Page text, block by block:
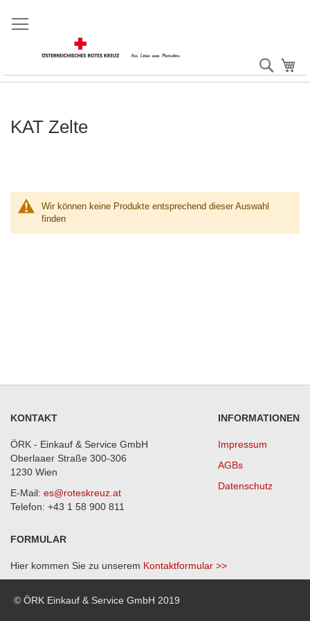
zum
Suche
KAT Zelte
Wir können keine Produkte entsprechend dieser Auswahl
finden
KONTAKT
ÖRK - Einkauf & Service GmbH
Oberlaaer Straße 300-306
1230 Wien
E-Mail: es@roteskreuz.at
Telefon: +43 1 58 900 811
INFORMATIONEN
Impressum
AGBs
Datenschutz
FORMULAR
Hier kommen Sie zu unserem Kontaktformular >>
© ÖRK Einkauf & Service GmbH 2019